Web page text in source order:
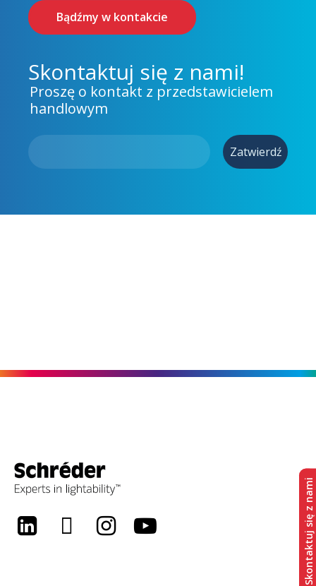
Skontaktuj się z nami
Bądźmy w kontakcie
Skontaktuj się z nami!
Proszę o kontakt z przedstawicielem
handlowym